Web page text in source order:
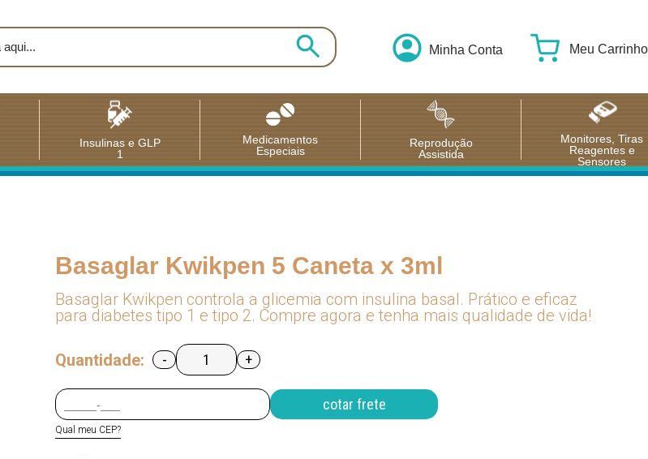
Minha Conta Meu Carrinho
Insulinas e GLP
1
Medicamentos
Especiais
Reprodução
Assistida
Monitores, Tiras
Reagentes e
Sensores
Basaglar Kwikpen 5 Caneta x 3ml
Basaglar Kwikpen controla a glicemia com insulina basal. Prático e eficaz
para diabetes tipo 1 e tipo 2. Compre agora e tenha mais qualidade de vida!
Quantidade: - +
Qual meu CEP?